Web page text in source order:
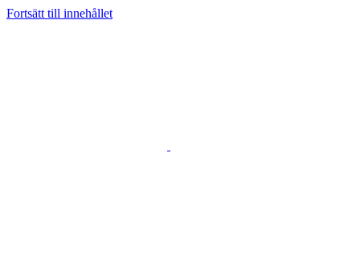
Fortsätt till innehållet